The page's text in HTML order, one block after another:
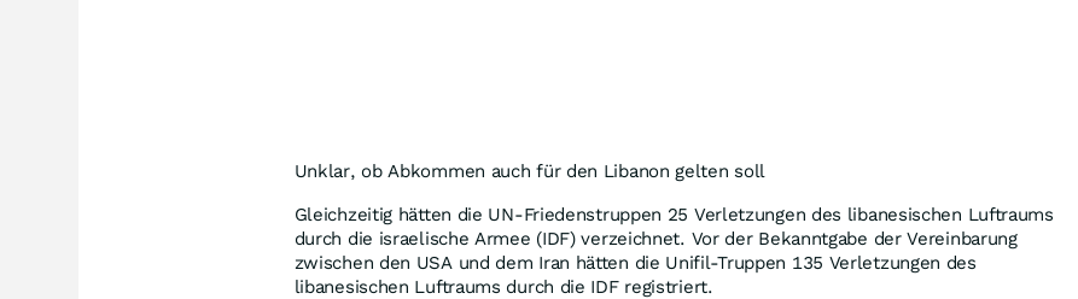
Unklar, ob Abkommen auch für den Libanon gelten soll
Gleichzeitig hätten die UN-Friedenstruppen 25 Verletzungen des libanesischen Luftraums
durch die israelische Armee (IDF) verzeichnet. Vor der Bekanntgabe der Vereinbarung
zwischen den USA und dem Iran hätten die Unifil-Truppen 135 Verletzungen des
libanesischen Luftraums durch die IDF registriert.